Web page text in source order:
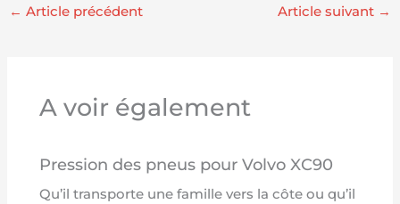
← Article précédent Article suivant →
A voir également
Pression des pneus pour Volvo XC90
Qu’il transporte une famille vers la côte ou qu’il